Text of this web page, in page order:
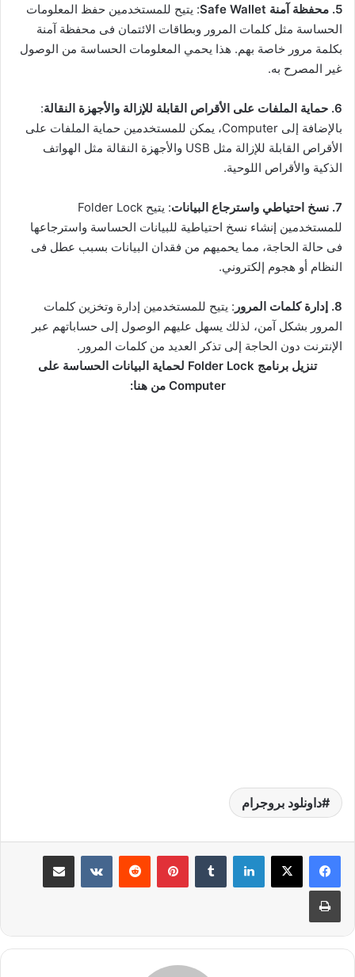
5. محفظة آمنة Safe Wallet
: يتيح للمستخدمين حفظ المعلومات
الحساسة مثل كلمات المرور وبطاقات الائتمان فى محفظة آمنة
بكلمة مرور خاصة بهم. هذا يحمي المعلومات الحساسة من الوصول
غير المصرح به.
6. حماية الملفات على الأقراص القابلة للإزالة والأجهزة النقالة
:
بالإضافة إلى Computer، يمكن للمستخدمين حماية الملفات على
الأقراص القابلة للإزالة مثل USB والأجهزة النقالة مثل الهواتف
الذكية والأقراص اللوحية.
7. نسخ احتياطي واسترجاع البيانات
: يتيح Folder Lock
للمستخدمين إنشاء نسخ احتياطية للبيانات الحساسة واسترجاعها
فى حالة الحاجة، مما يحميهم من فقدان البيانات بسبب عطل فى
النظام أو هجوم إلكتروني.
8. إدارة كلمات المرور
: يتيح للمستخدمين إدارة وتخزين كلمات
المرور بشكل آمن، لذلك يسهل عليهم الوصول إلى حساباتهم عبر
الإنترنت دون الحاجة إلى تذكر العديد من كلمات المرور.
تنزيل برنامج Folder Lock لحماية البيانات الحساسة على
Computer من هنا:
داونلود بروجرام
لينكدإن بينتيريست مشاركة عبر البريد
طباعة